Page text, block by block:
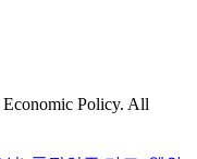
Policy. All